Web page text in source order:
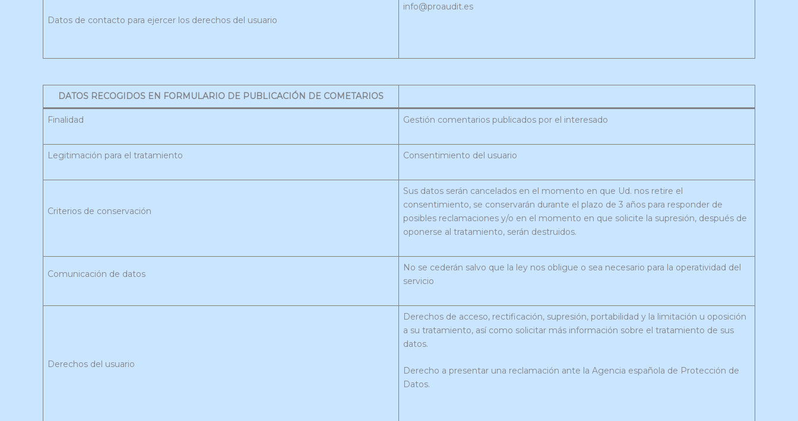
Datos de contacto para ejercer los derechos del usuario
info@proaudit.es
DATOS RECOGIDOS EN FORMULARIO DE PUBLICACIÓN DE COMETARIOS
Finalidad Gestión comentarios publicados por el interesado
Legitimación para el tratamiento Consentimiento del usuario
Criterios de conservación
Sus datos serán cancelados en el momento en que Ud. nos retire el
consentimiento, se conservarán durante el plazo de 3 años para responder de
posibles reclamaciones y/o en el momento en que solicite la supresión, después de
oponerse al tratamiento, serán destruidos.
Comunicación de datos
No se cederán salvo que la ley nos obligue o sea necesario para la operatividad del
servicio
Derechos del usuario
Derechos de acceso, rectificación, supresión, portabilidad y la limitación u oposición
a su tratamiento, así como solicitar más información sobre el tratamiento de sus
datos.
Derecho a presentar una reclamación ante la Agencia española de Protección de
Datos.